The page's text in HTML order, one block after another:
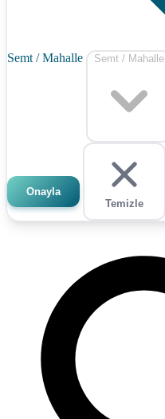
Semt / Mahalle Semt / Mahalle
Onayla
Temizle